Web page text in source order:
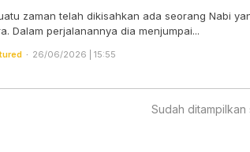
zaman telah dikisahkan ada seorang Nabi
Dalam perjalanannya dia menjumpai...
26/06/2026 | 15:55
Sudah ditampilkan